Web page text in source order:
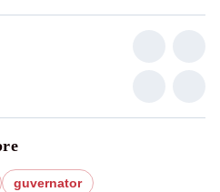
guvernator